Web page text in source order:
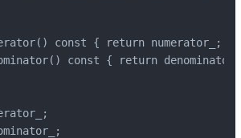
const { return numerator_; }
const { return